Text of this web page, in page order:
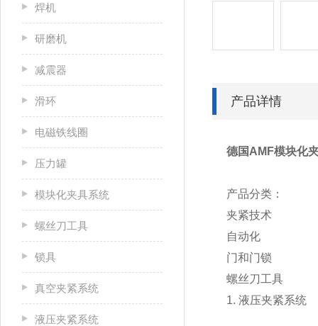
焊机
研磨机
减震器
滑环
电磁铁线圈
压力罐
模块化夹具系统
螺丝刀工具
锁具
真空夹紧系统
液压夹紧系统
产品详情
德国AMF模块化
产品分类：
夹紧技术
自动化
门和门锁
螺丝刀工具
1. 液压夹紧系统